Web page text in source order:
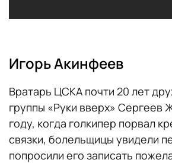
Игорь Акинфеев
Вратарь ЦСКА почти 20 лет
группы «Руки вверх» Сергеев
году, когда голкипер порвал
связки, болельщицы увидели
попросили его записать